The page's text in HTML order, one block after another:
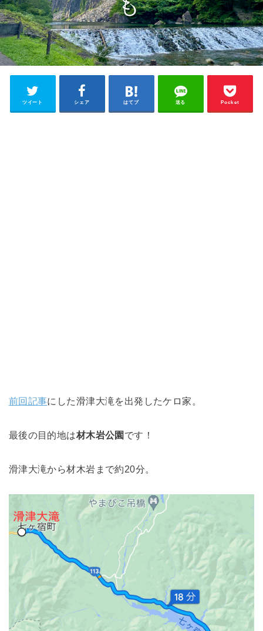
ツイート シェア はてブ 送る Pocket
前回記事にした滑津大滝を出発したケロ家。
最後の目的地は材木岩公園 です！
滑津大滝から材木岩まで約20分。